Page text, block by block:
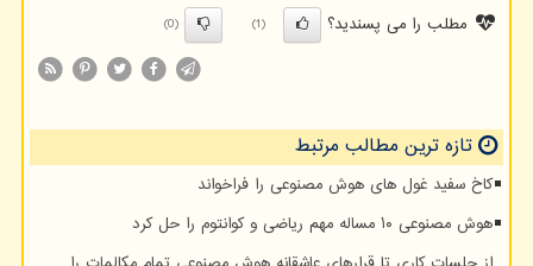
مطلب را می پسندید؟
(1)
(0)
تازه ترین مطالب مرتبط
کاخ سفید غول های هوش مصنوعی را فراخواند
هوش مصنوعی ۱۰ مساله مهم ریاضی و کوانتوم را حل کرد